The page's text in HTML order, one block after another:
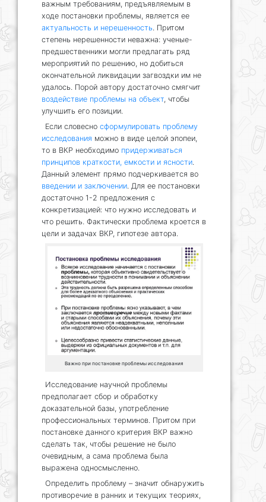
важным требованиям, предъявляемым в
ходе постановки проблемы, является ее
актуальность и нерешенность. Притом
степень нерешенности неважна: ученые-
предшественники могли предлагать ряд
мероприятий по решению, но добиться
окончательной ликвидации загвоздки им не
удалось. Порой автору достаточно смягчит
воздействие проблемы на объект, чтобы
улучшить его позиции.
Если словесно сформулировать проблему
исследования можно в виде целой эпопеи,
то в ВКР необходимо придерживаться
принципов краткости, емкости и ясности.
Данный элемент прямо подчеркивается во
введении и заключении. Для ее постановки
достаточно 1-2 предложения с
конкретизацией: что нужно исследовать и
что решить. Фактически проблема кроется в
цели и задачах ВКР, гипотезе автора.
Важно при постановке проблемы исследования
Исследование научной проблемы
предполагает сбор и обработку
доказательной базы, употребление
профессиональных терминов. Притом при
постановке данного критерия ВКР важно
сделать так, чтобы решение не было
очевидным, а сама проблема была
выражена односмысленно.
Определить проблему – значит обнаружить
противоречие в ранних и текущих теориях,